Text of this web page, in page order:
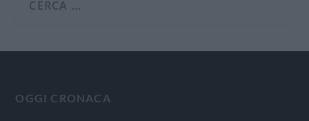
OGGI CRONACA